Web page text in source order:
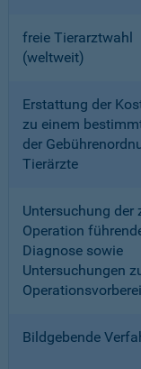
freie Tierarztwahl
(weltweit)
Erstattung der
zu einem
der
Tierärzte
Untersuchung der
Operation
Diagnose sowie
Untersuchungen
Bildgebende